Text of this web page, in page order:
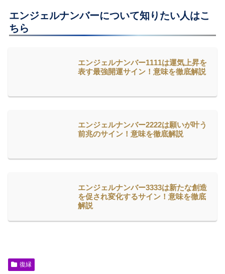
エンジェルナンバーについて知りたい人はこ
ちら
エンジェルナンバー1111は運気上昇を
表す最強開運サイン！意味を徹底解説
エンジェルナンバー2222は願いが叶う
前兆のサイン！意味を徹底解説
エンジェルナンバー3333は新たな創造
を促され変化するサイン！意味を徹底
解説
復縁